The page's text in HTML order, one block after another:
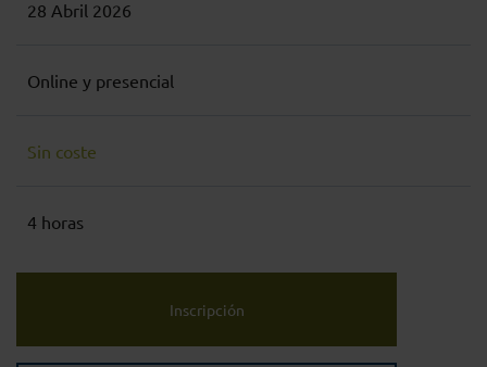
28 Abril 2026
Online y presencial
Sin coste
4 horas
Inscripción